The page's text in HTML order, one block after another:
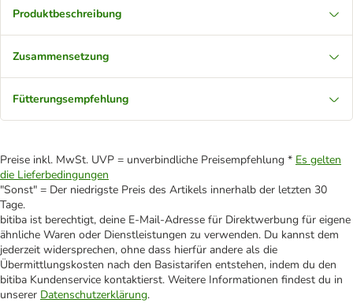
Produktbeschreibung
Zusammensetzung
Fütterungsempfehlung
Preise inkl. MwSt. UVP = unverbindliche Preisempfehlung * Es gelten
die Lieferbedingungen
"Sonst" = Der niedrigste Preis des Artikels innerhalb der letzten 30
Tage.
bitiba ist berechtigt, deine E-Mail-Adresse für Direktwerbung für eigene
ähnliche Waren oder Dienstleistungen zu verwenden. Du kannst dem
jederzeit widersprechen, ohne dass hierfür andere als die
Übermittlungskosten nach den Basistarifen entstehen, indem du den
bitiba Kundenservice kontaktierst. Weitere Informationen findest du in
unserer Datenschutzerklärung.